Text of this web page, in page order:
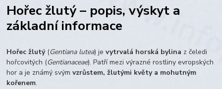
Hořec žlutý – popis, výskyt a
základní informace
Hořec žlutý(Gentiana lutea) jevytrvalá horská bylina z čeledi
hořcovitých (Gentianaceae). Patří mezi výrazné rostliny evropských
hor a je známý svýmvzrůstem, žlutými květy a mohutným
kořenem.